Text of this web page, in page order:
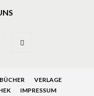
BÜCHER
VERLAGE
IMPRESSUM